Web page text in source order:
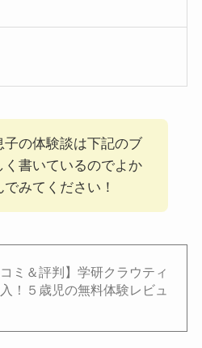
子の体験談は下記のブ
く書いているのでよか
みてください！
コミ＆評判】学研クラウティ
！５歳児の無料体験レビュ